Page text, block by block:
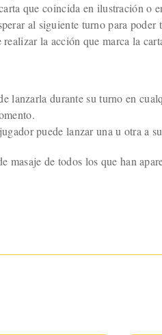
que coincida en ilustración o
al siguiente turno para poder
la acción que marca la
lanzarla durante su turno en
puede lanzar una u otra a
de todos los que han